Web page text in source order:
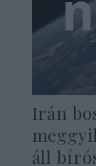
Irán
áll